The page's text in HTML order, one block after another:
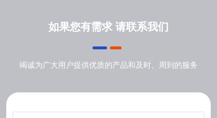
如果您有需求 请联系我们
竭诚为广大用户提供优质的产品和及时、周到的服务